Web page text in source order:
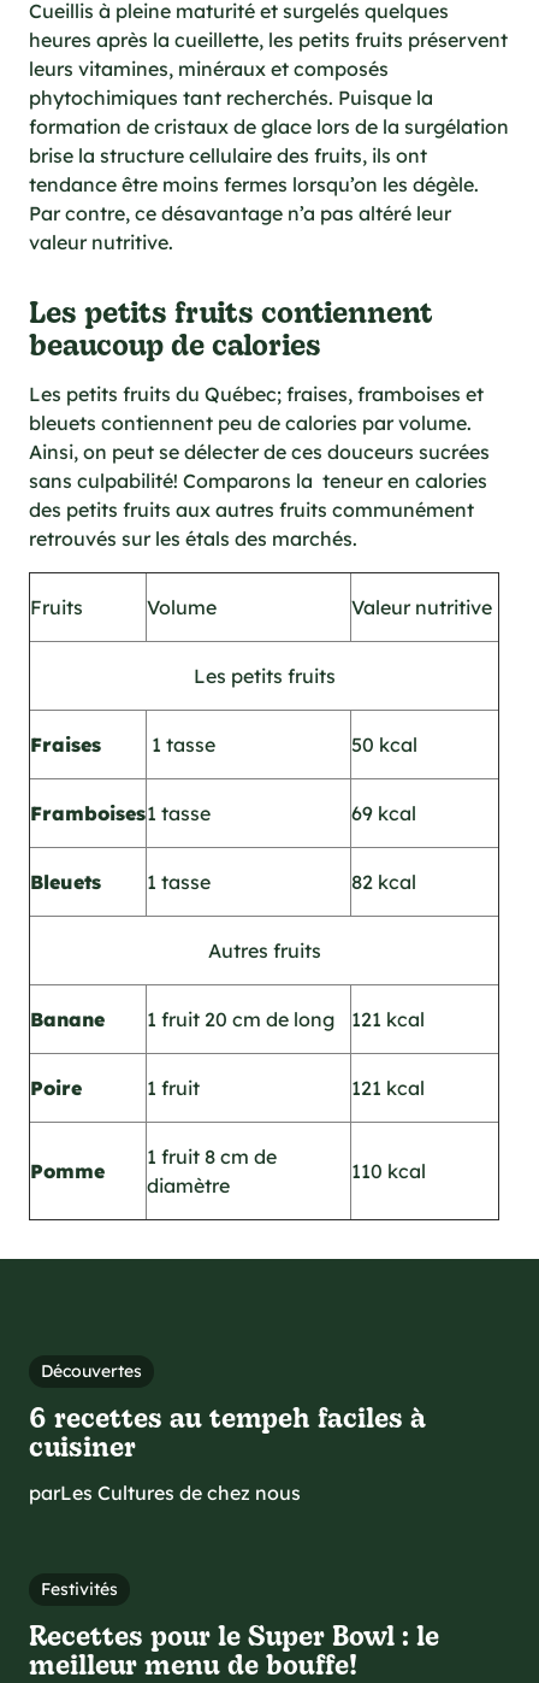
Cueillis à pleine maturité et surgelés quelques
heures après la cueillette, les petits fruits préservent
leurs vitamines, minéraux et composés
phytochimiques tant recherchés. Puisque la
formation de cristaux de glace lors de la surgélation
brise la structure cellulaire des fruits, ils ont
tendance être moins fermes lorsqu’on les dégèle.
Par contre, ce désavantage n’a pas altéré leur
valeur nutritive.
Les petits fruits contiennent
beaucoup de calories
Les petits fruits du Québec; fraises, framboises et
bleuets contiennent peu de calories par volume.
Ainsi, on peut se délecter de ces douceurs sucrées
sans culpabilité! Comparons la teneur en calories
des petits fruits aux autres fruits communément
retrouvés sur les étals des marchés.
Fruits Volume Valeur nutritive
Les petits fruits
Fraises 1 tasse 50 kcal
Framboises1 tasse 69 kcal
Bleuets 1 tasse 82 kcal
Autres fruits
Banane 1 fruit 20 cm de long 121 kcal
Poire 1 fruit 121 kcal
Pomme
1 fruit 8 cm de
diamètre
110 kcal
Découvertes
6 recettes au tempeh faciles à
cuisiner
parLes Cultures de chez nous
Festivités
Recettes pour le Super Bowl : le
meilleur menu de bouffe!